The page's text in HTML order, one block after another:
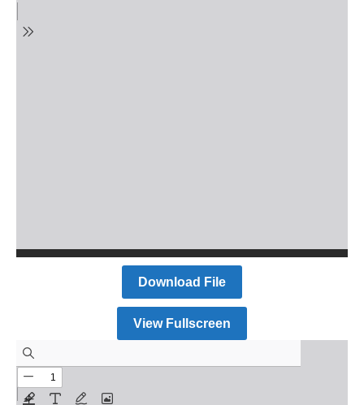
Download File
View Fullscreen